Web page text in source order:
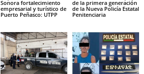
Sonora fortalecimiento
empresarial y turístico de
Puerto Peñasco: UTPP
de la primera generación
de la Nueva Policía Estatal
Penitenciaria